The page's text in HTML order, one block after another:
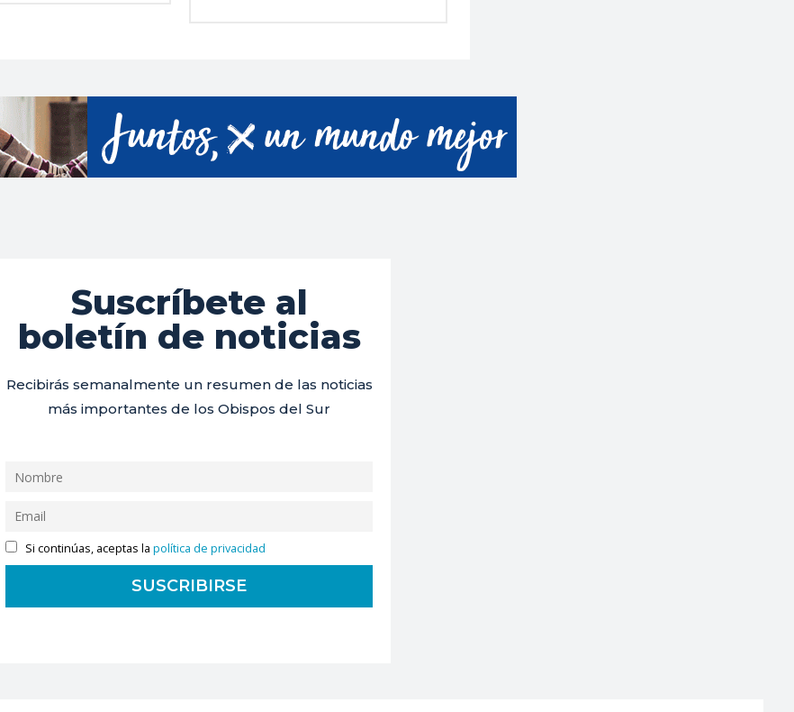
Suscríbete al
boletín de noticias
Recibirás semanalmente un resumen de las noticias
más importantes de los Obispos del Sur
Si continúas, aceptas lapolítica de privacidad